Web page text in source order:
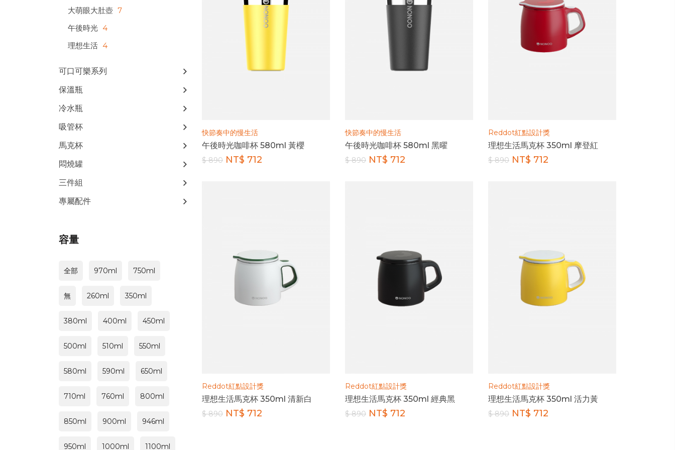
大萌眼大肚壺 7
午後時光 4
理想生活 4
可口可樂系列
保溫瓶
冷水瓶
吸管杯
馬克杯
悶燒罐
三件組
專屬配件
容量
全部 970ml 750ml
無 260ml 350ml
380ml 400ml 450ml
500ml 510ml 550ml
580ml 590ml 650ml
710ml 760ml 800ml
850ml 900ml 946ml
950ml 1000ml 1100ml
快節奏中的慢生活
午後時光咖啡杯 580ml 黃櫻
$ 890 NT$ 712
快節奏中的慢生活
午後時光咖啡杯 580ml 黑曜
$ 890 NT$ 712
Reddot紅點設計獎
理想生活馬克杯 350ml 摩登紅
$ 890 NT$ 712
Reddot紅點設計獎
理想生活馬克杯 350ml 清新白
$ 890 NT$ 712
Reddot紅點設計獎
理想生活馬克杯 350ml 經典黑
$ 890 NT$ 712
Reddot紅點設計獎
理想生活馬克杯 350ml 活力黃
$ 890 NT$ 712